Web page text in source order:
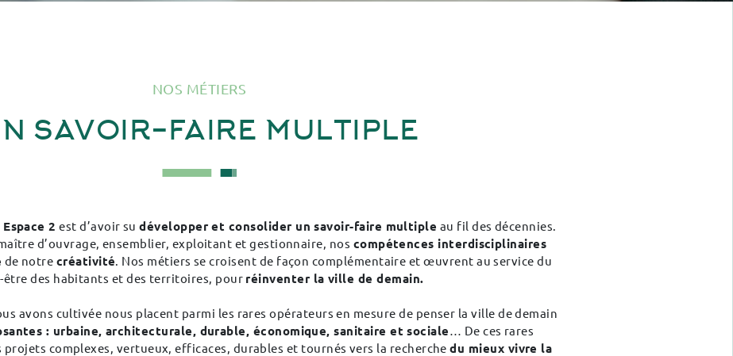
NOS MÉTIERS
SAVOIR-FAIRE MULTIPLE
2 est d’avoir sudévelopper et consolider un savoir-faire multiple au fil des décennies.
d’ouvrage, ensemblier, exploitant et gestionnaire, nos compétences interdisciplinaires
de notre créativité. Nos métiers se croisent de façon complémentaire et œuvrent au service du
être des habitants et des territoires, pour réinventer la ville de demain.
avons cultivée nous placent parmi les rares opérateurs en mesure de penser la ville de demain
: urbaine, architecturale, durable, économique, sanitaire et sociale… De ces rares
complexes, vertueux, efficaces, durables et tournés vers la recherchedu mieux vivre la